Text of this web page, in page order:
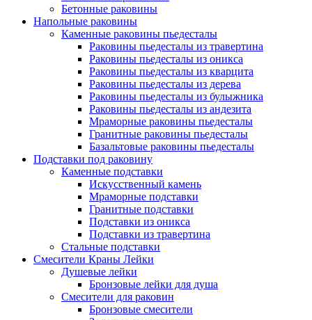
Бетонные раковины
Напольные раковины
Каменные раковины пьедесталы
Раковины пьедесталы из травертина
Раковины пьедесталы из оникса
Раковины пьедесталы из кварцита
Раковины пьедесталы из дерева
Раковины пьедесталы из булыжника
Раковины пьедесталы из андезита
Мраморные раковины пьедесталы
Гранитные раковины пьедесталы
Базальтовые раковины пьедесталы
Подставки под раковину
Каменные подставки
Искусственный камень
Мраморные подставки
Гранитные подставки
Подставки из оникса
Подставки из травертина
Стальные подставки
Смесители Краны Лейки
Душевые лейки
Бронзовые лейки для душа
Смесители для раковин
Бронзовые смесители